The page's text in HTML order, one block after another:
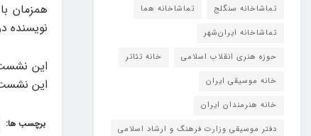
همزمان
نویسنده
این
برچسب ها:
تماشاخانه سنگلج
تماشاخانه هما
تماشاخانه‌ ایران‌شهر
حوزه هنری انقلاب اسلامی
خانه تئاتر
خانه موسیقی ایران
خانه هنرمندان ایران
دفتر موسیقی وزارت فرهنگ و ارشاد اسلامی